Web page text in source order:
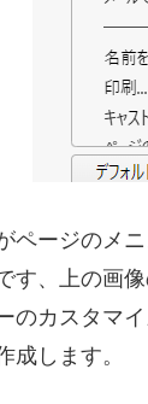
ページのメ
す、上の画
のカスタマ
成します。